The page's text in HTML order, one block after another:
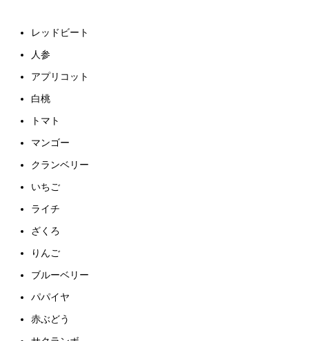
レッドビート
人参
アプリコット
白桃
トマト
マンゴー
クランベリー
いちご
ライチ
ざくろ
りんご
ブルーベリー
パパイヤ
赤ぶどう